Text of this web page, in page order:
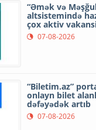
“Əmək və
altsistemində
çox aktiv
07-08-2026
“Biletim.az”
onlayn bilet
dəfəyədək artıb
07-08-2026